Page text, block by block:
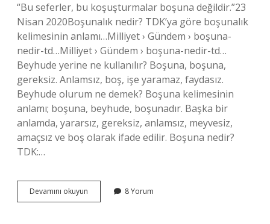
“Bu seferler, bu koşuşturmalar boşuna değildir.”23
Nisan 2020Boşunalık nedir? TDK’ya göre boşunalık
kelimesinin anlamı…Milliyet › Gündem › boşuna-
nedir-td…Milliyet › Gündem › boşuna-nedir-td…
Beyhude yerine ne kullanılır? Boşuna, boşuna,
gereksiz. Anlamsız, boş, işe yaramaz, faydasız.
Beyhude olurum ne demek? Boşuna kelimesinin
anlamı; boşuna, beyhude, boşunadır. Başka bir
anlamda, yararsız, gereksiz, anlamsız, meyvesiz,
amaçsız ve boş olarak ifade edilir. Boşuna nedir?
TDK:…
Devamını okuyun Beyhude
Nasıl
8 Yorum